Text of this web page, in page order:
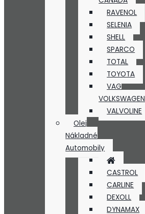
RAVENOL
SELENIA
SHELL
SPARCO
TOTAL
TOYOTA
VAG
VOLKSWAGEN
VALVOLINE
Olej
Nákladné
Automobily
CASTROL
CARLINE
DEXOLL
DYNAMAX